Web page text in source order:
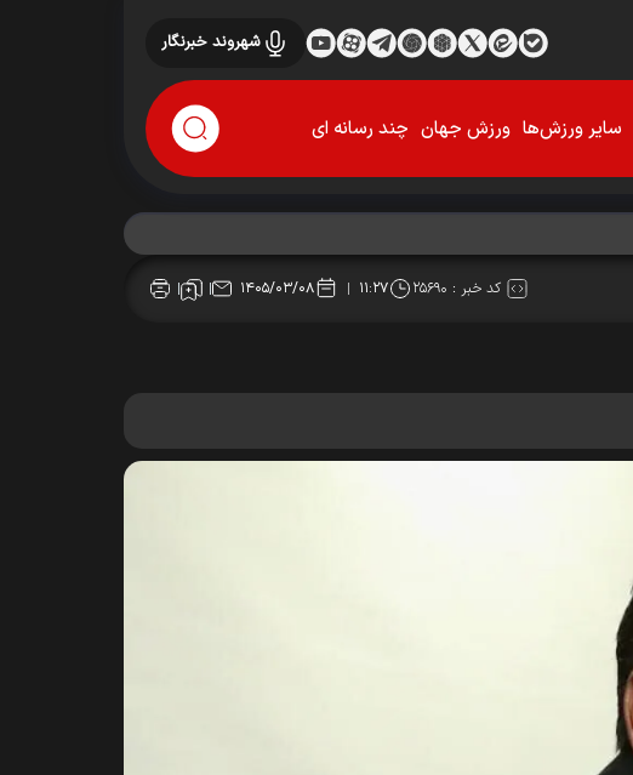
شهروند خبرنگار
سایر ورزش‌ها ورزش جهان چند رسانه ای
کد خبر : ۲۵۶۹۰ ۱۱:۲۷ ۱۴۰۵/۰۳/۰۸